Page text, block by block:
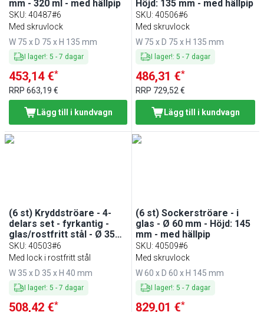
mm - 320 ml - med hällpip
SKU: 40487#6
Med skruvlock
W 75 x D 75 x H 135 mm
I lager!: 5 - 7 dagar
453,14 €*
RRP 663,19 €
Lägg till i kundvagn
Höjd: 135 mm - med hällpip
SKU:40506#6
Med skruvlock
W 75 x D 75 x H 135 mm
I lager!:5 -7 dagar
486,31 €*
RRP 729,52 €
Lägg till i kundvagn
(6 st) Kryddströare - 4-
delars set - fyrkantig -
glas/rostfritt stål - Ø 35
mm - Höjd: 40 mm
SKU: 40503#6
Med lock i rostfritt stål
W 35 x D 35 x H 40 mm
I lager!: 5 - 7 dagar
508,42 €*
(6 st) Sockerströare - i
glas - Ø 60 mm - Höjd: 145
mm - med hällpip
SKU:40509#6
Med skruvlock
W 60 x D 60 x H 145 mm
I lager!:5 -7 dagar
829,01 €*